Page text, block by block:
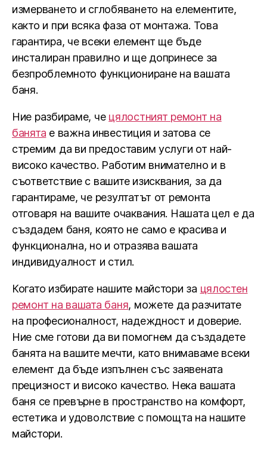
измерването и сглобяването на елементите,
както и при всяка фаза от монтажа. Това
гарантира, че всеки елемент ще бъде
инсталиран правилно и ще допринесе за
безпроблемното функциониране на вашата
баня.
Ние разбираме, че цялостният ремонт на
банята е важна инвестиция и затова се
стремим да ви предоставим услуги от най-
високо качество. Работим внимателно и в
съответствие с вашите изисквания, за да
гарантираме, че резултатът от ремонта
отговаря на вашите очаквания. Нашата цел е да
създадем баня, която не само е красива и
функционална, но и отразява вашата
индивидуалност и стил.
Когато избирате нашите майстори за цялостен
ремонт на вашата баня, можете да разчитате
на професионалност, надеждност и доверие.
Ние сме готови да ви помогнем да създадете
банята на вашите мечти, като внимаваме всеки
елемент да бъде изпълнен със заявената
прецизност и високо качество. Нека вашата
баня се превърне в пространство на комфорт,
естетика и удоволствие с помощта на нашите
майстори.